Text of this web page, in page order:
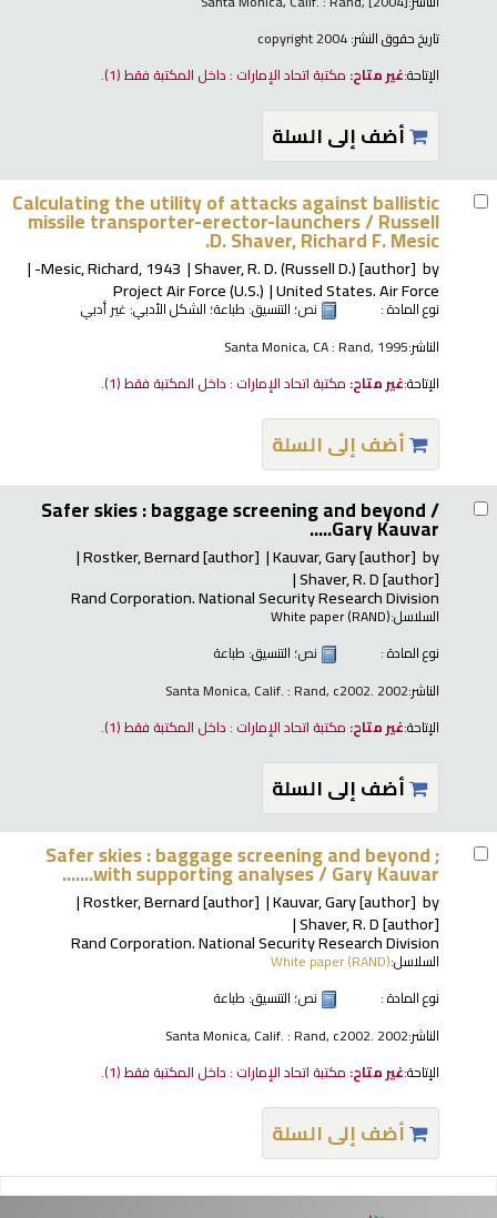
تاريخ حقوق النشر:
الإتاحة:غير متاح: مكتبة اتحاد الإمارات : داخل المكتبة فقط(1).
أضف إلى السلة
Calculating the utility of attacks against ballistic
missile transporter-erector-launchers /Russell
D. Shaver, Richard F. Mesic.
by
Shaver, R. D. (Russell D.)[author]
Mesic, Richard, 1943-
United States. Air Force
Project Air Force (U.S.)
نوع المادة : نص؛ التنسيق: طباعة؛ الشكل الأدبي: غير أدبي
الناشر:Santa Monica, CA : Rand, 1995
الإتاحة:غير متاح: مكتبة اتحاد الإمارات : داخل المكتبة فقط(1).
أضف إلى السلة
Safer skies : baggage screening and beyond /
Gary Kauvar.....
by
Kauvar, Gary[author]
Rostker, Bernard[author]
Shaver, R. D[author]
Rand Corporation. National Security Research Division
السلاسل:White paper (RAND)
نوع المادة :
نص؛ التنسيق: طباعة
الناشر:Santa Monica, Calif. : Rand, c2002. 2002
الإتاحة:غير متاح: مكتبة اتحاد الإمارات : داخل المكتبة فقط(1).
أضف إلى السلة
Safer skies : baggage screening and beyond ;
with supporting analyses /Gary Kauvar.......
by
Kauvar, Gary[author]
Rostker, Bernard[author]
Shaver, R. D[author]
Rand Corporation. National Security Research Division
السلاسل:White paper (RAND)
نوع المادة :
نص؛ التنسيق: طباعة
الناشر:Santa Monica, Calif. : Rand, c2002. 2002
الإتاحة:غير متاح: مكتبة اتحاد الإمارات : داخل المكتبة فقط(1).
أضف إلى السلة